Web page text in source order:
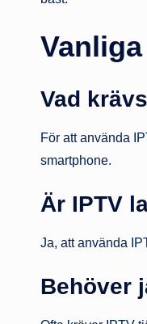
Vad
För att använda
smartphone.
Är IPTV
Ja, att använda
Behöver